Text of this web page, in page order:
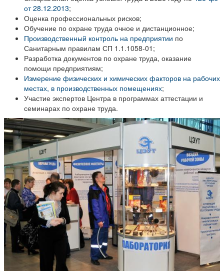
от 28.12.2013;
Оценка профессиональных рисков;
Обучение по охране труда очное и дистанционное;
Производственный контроль на предприятии по
Санитарным правилам СП 1.1.1058-01;
Разработка документов по охране труда, оказание
помощи предприятиям;
Измерение физических и химических факторов на рабочих
местах, в производственных помещениях;
Участие экспертов Центра в программах аттестации и
семинарах по охране труда.